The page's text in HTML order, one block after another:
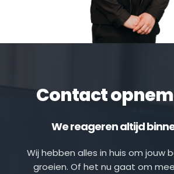
Contact
We reageren altijd
Wij hebben alles in huis om jouw
groeien. Of het nu gaat om